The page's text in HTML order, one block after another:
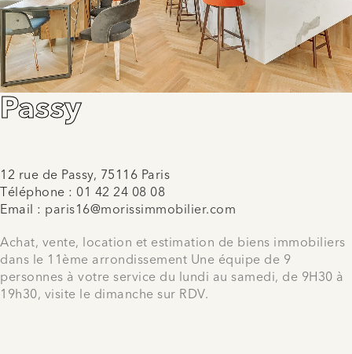
Passy
12 rue de Passy, 75116 Paris
Téléphone : 01 42 24 08 08
Email : paris16@morissimmobilier.com
Achat, vente, location et estimation de biens immobiliers
dans le 11ème arrondissement Une équipe de 9
personnes à votre service du lundi au samedi, de 9H30 à
19h30, visite le dimanche sur RDV.